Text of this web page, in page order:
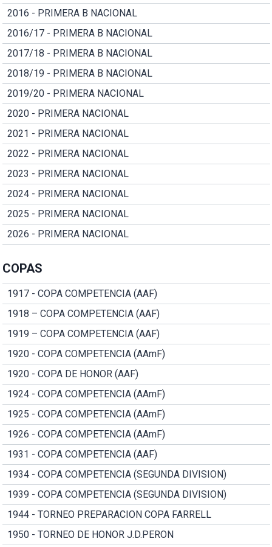
2016 - PRIMERA B NACIONAL
2016/17 - PRIMERA B NACIONAL
2017/18 - PRIMERA B NACIONAL
2018/19 - PRIMERA B NACIONAL
2019/20 - PRIMERA NACIONAL
2020 - PRIMERA NACIONAL
2021 - PRIMERA NACIONAL
2022 - PRIMERA NACIONAL
2023 - PRIMERA NACIONAL
2024 - PRIMERA NACIONAL
2025 - PRIMERA NACIONAL
2026 - PRIMERA NACIONAL
COPAS
1917 - COPA COMPETENCIA (AAF)
1918 – COPA COMPETENCIA (AAF)
1919 – COPA COMPETENCIA (AAF)
1920 - COPA COMPETENCIA (AAmF)
1920 - COPA DE HONOR (AAF)
1924 - COPA COMPETENCIA (AAmF)
1925 - COPA COMPETENCIA (AAmF)
1926 - COPA COMPETENCIA (AAmF)
1931 - COPA COMPETENCIA (AAF)
1934 - COPA COMPETENCIA (SEGUNDA DIVISION)
1939 - COPA COMPETENCIA (SEGUNDA DIVISION)
1944 - TORNEO PREPARACION COPA FARRELL
1950 - TORNEO DE HONOR J.D.PERON